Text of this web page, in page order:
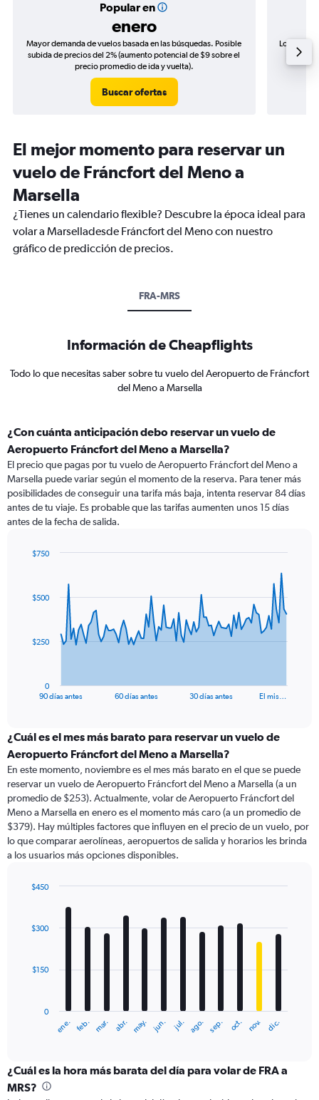
Popular en
enero
Mayor demanda de vuelos basada en las búsquedas. Posible
subida de precios del 2% (aumento potencial de $9 sobre el
precio promedio de ida y vuelta).
Buscar ofertas
Los
de
El mejor momento para reservar un
vuelo de Fráncfort del Meno a
Marsella
¿Tienes un calendario flexible? Descubre la época ideal para
volar a Marselladesde Fráncfort del Meno con nuestro
gráfico de predicción de precios.
FRA-MRS
Información de Cheapflights
Todo lo que necesitas saber sobre tu vuelo del Aeropuerto de Fráncfort
del Meno a Marsella
¿Con cuánta anticipación debo reservar un vuelo de
Aeropuerto Fráncfort del Meno a Marsella?
El precio que pagas por tu vuelo de Aeropuerto Fráncfort del Meno a
Marsella puede variar según el momento de la reserva. Para tener más
posibilidades de conseguir una tarifa más baja, intenta reservar 84 días
antes de tu viaje. Es probable que las tarifas aumenten unos 15 días
antes de la fecha de salida.
data
The
categories.
Range:
91
categories.
The
chart
has
1
Y
axis
values.
to
90 días antes 60 días antes 30 días antes El mis…
0
$250
$500
$750
¿Cuál es el mes más barato para reservar un vuelo de
Aeropuerto Fráncfort del Meno a Marsella?
En este momento, noviembre es el mes más barato en el que se puede
reservar un vuelo de Aeropuerto Fráncfort del Meno a Marsella (a un
promedio de $253). Actualmente, volar de Aeropuerto Fráncfort del
Meno a Marsella en enero es el momento más caro (a un promedio de
$379). Hay múltiples factores que influyen en el precio de un vuelo, por
lo que comparar aerolíneas, aeropuertos de salida y horarios les brinda
a los usuarios más opciones disponibles.
with
12
The
categories.
Range:
ene. feb. mar. abr. may. jun. jul. ago. sep. oct. nov. dic.
0
$150
$300
$450
¿Cuál es la hora más barata del día para volar de FRA a
MRS?